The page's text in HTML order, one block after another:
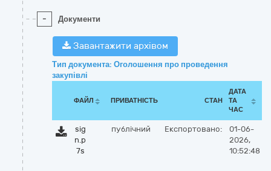
- Документи
Завантажити архівом
Тип документа: Оголошення про проведення
закупівлі
ФАЙЛ ПРИВАТНІСТЬ СТАН
ДАТА
ТА
ЧАС
sig
n.p
7s
публічний Експортовано:
01-06-
2026,
10:52:48